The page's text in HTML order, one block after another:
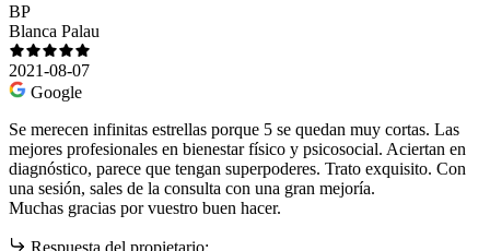
BP
Blanca Palau
2021-08-07
Google
Se merecen infinitas estrellas porque 5 se quedan muy cortas. Las
mejores profesionales en bienestar físico y psicosocial. Aciertan en
diagnóstico, parece que tengan superpoderes. Trato exquisito. Con
una sesión, sales de la consulta con una gran mejoría.
Muchas gracias por vuestro buen hacer.
Respuesta del propietario: